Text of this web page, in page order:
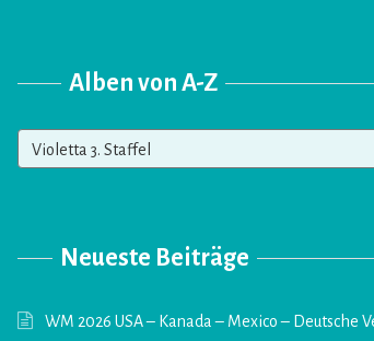
Alben von A-Z
Alben
von
Neueste Beiträge
WM 2026 USA – Kanada – Mexico – Deutsche